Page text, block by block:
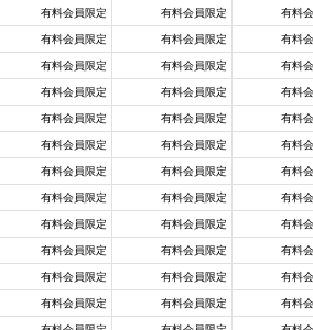
有料会員限定 有料会員限定
有料
有料会員限定 有料会員限定
有料
有料会員限定 有料会員限定
有料
有料会員限定 有料会員限定
有料
有料会員限定 有料会員限定
有料
有料会員限定 有料会員限定
有料
有料会員限定 有料会員限定
有料
有料会員限定 有料会員限定
有料
有料会員限定 有料会員限定
有料
有料会員限定 有料会員限定
有料
有料会員限定 有料会員限定
有料
有料会員限定 有料会員限定
有料